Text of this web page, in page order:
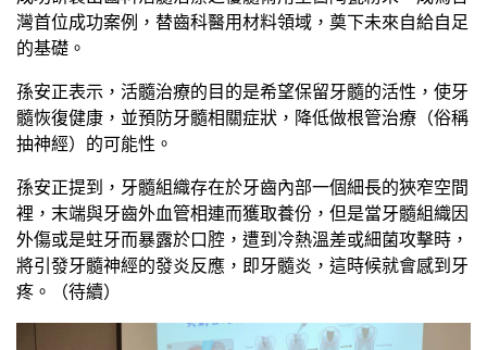
灣首位成功案例，替齒科醫用材料領域，奠下未來自給自足
的基礎。
孫安正表示，活髓治療的目的是希望保留牙髓的活性，使牙
髓恢復健康，並預防牙髓相關症狀，降低做根管治療（俗稱
抽神經）的可能性。
孫安正提到，牙髓組織存在於牙齒內部一個細長的狹窄空間
裡，末端與牙齒外血管相連而獲取養份，但是當牙髓組織因
外傷或是蛀牙而暴露於口腔，遭到冷熱溫差或細菌攻擊時，
將引發牙髓神經的發炎反應，即牙髓炎，這時候就會感到牙
疼。（待續）